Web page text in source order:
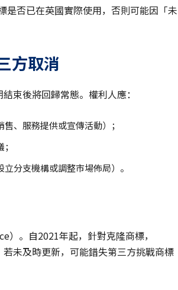
是否已在英國實際使用，否則可能因「未
方取消
束後將回歸常態。權利人應：
、服務提供或宣傳活動）；
分支機構或調整市場佈局）。
。自2021年起，針對克隆商標，
未及時更新，可能錯失第三方挑戰商標